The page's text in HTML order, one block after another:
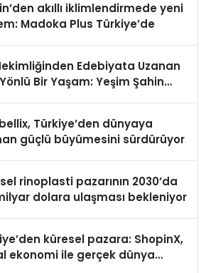
akıllı iklimlendirmede yeni
Madoka Plus Türkiye’de
Edebiyata Uzanan
Bir Yaşam: Yeşim Şahin
Türkiye’den dünyaya
güçlü büyümesini sürdürüyor
rinoplasti pazarının 2030’da
dolara ulaşması bekleniyor
küresel pazara: ShopinX,
ekonomi ile gerçek dünya